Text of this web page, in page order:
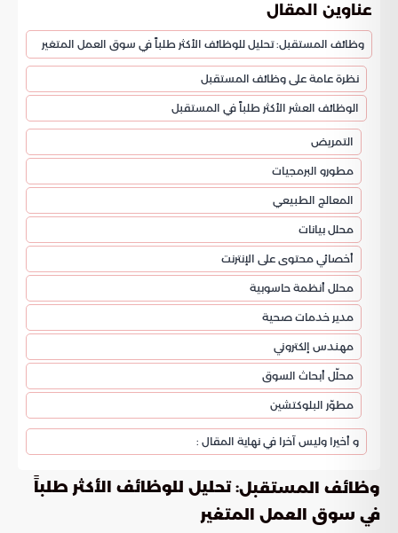
عناوين المقال
وظائف المستقبل: تحليل للوظائف الأكثر طلباً في سوق العمل المتغير
نظرة عامة على وظائف المستقبل
الوظائف العشر الأكثر طلباً في المستقبل
التمريض
مطورو البرمجيات
المعالج الطبيعي
محلل بيانات
أخصائي محتوى على الإنترنت
محلل أنظمة حاسوبية
مدير خدمات صحية
مهندس إلكتروني
محلّل أبحاث السوق
مطوّر البلوكتشين
و أخيرا وليس آخرا في نهاية المقال :
وظائف المستقبل: تحليل للوظائف الأكثر طلباً
في سوق العمل المتغير